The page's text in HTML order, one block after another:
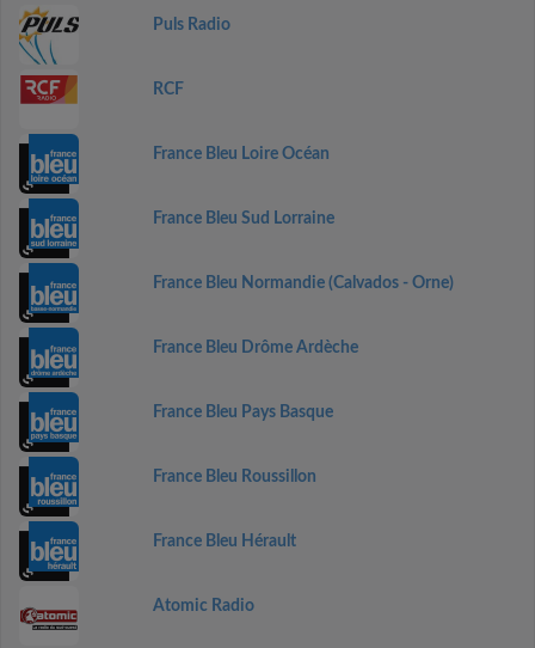
Puls Radio
RCF
France Bleu Loire Océan
France Bleu Sud Lorraine
France Bleu Normandie (Calvados - Orne)
France Bleu Drôme Ardèche
France Bleu Pays Basque
France Bleu Roussillon
France Bleu Hérault
Atomic Radio